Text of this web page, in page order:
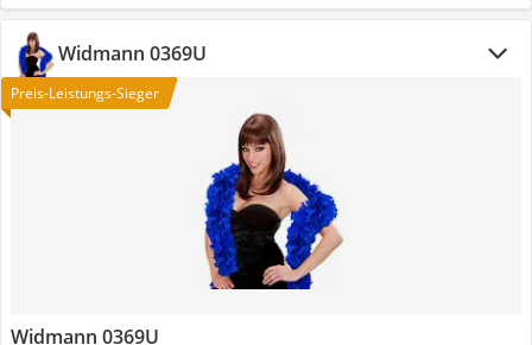
Widmann 0369U
Preis-Leistungs-Sieger
Widmann 0369U